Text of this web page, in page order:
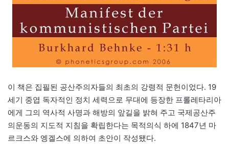
이 책은 집필된 공산주의자들의 최초의 강령적 문헌이었다. 19
세기 중엽 독자적인 정치 세력으로 무대에 등장한 프롤레타리아
에게 그의 역사적 사명과 해방의 앞길을 밝혀 주고 국제공산주
의운동의 지도적 지침을 확립한다는 목적의식 하에 1847년 마
르크스와 엥겔스에 의하여 초안이 작성됐다.